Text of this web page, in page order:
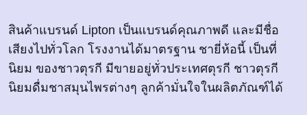
สินค้าแบรนด์ Lipton เป็นแบรนด์คุณภาพดี และมีชื่อ
เสียงไปทั่วโลก โรงงานได้มาตรฐาน ชายี่ห้อนี้ เป็นที่
นิยม ของชาวตุรกี มีขายอยู่ทั่วประเทศตุรกี ชาวตุรกี
นิยมดื่มชาสมุนไพรต่างๆ ลูกค้ามั่นใจในผลิตภัณฑ์ได้